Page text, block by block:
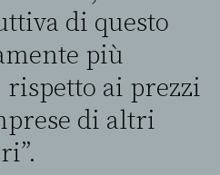
di questo
più
rispetto ai prezzi
di altri